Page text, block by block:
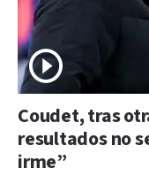
Coudet, tras
resultados no
irme”